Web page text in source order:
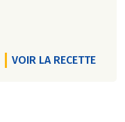
VOIR LA RECETTE